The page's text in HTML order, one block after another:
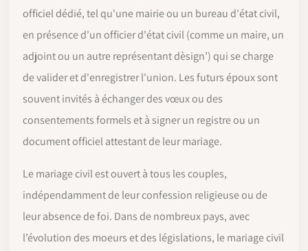
officiel dédié, tel qu'une mairie ou un bureau d'état civil,
en présence d'un officier d'état civil (comme un maire, un
adjoint ou un autre représentant dèsign’) qui se charge
de valider et d'enregistrer l'union. Les futurs époux sont
souvent invités à échanger des vœux ou des
consentements formels et à signer un registre ou un
document officiel attestant de leur mariage.
Le mariage civil est ouvert à tous les couples,
indépendamment de leur confession religieuse ou de
leur absence de foi. Dans de nombreux pays, avec
l’évolution des moeurs et des législations, le mariage civil